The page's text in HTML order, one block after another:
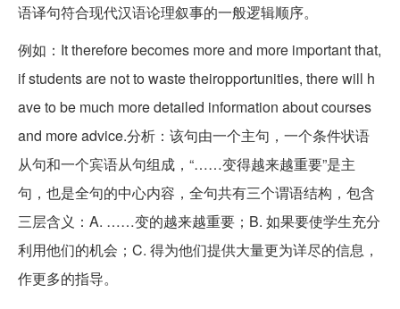
语译句符合现代汉语论理叙事的一般逻辑顺序。
例如：It therefore becomes more and more important that,
if students are not to waste theiropportunities, there will h
ave to be much more detailed information about courses
and more advice.分析：该句由一个主句，一个条件状语
从句和一个宾语从句组成，“……变得越来越重要”是主
句，也是全句的中心内容，全句共有三个谓语结构，包含
三层含义：A. ……变的越来越重要；B. 如果要使学生充分
利用他们的机会；C. 得为他们提供大量更为详尽的信息，
作更多的指导。